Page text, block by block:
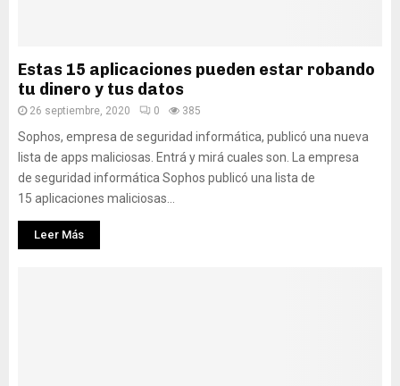
Estas 15 aplicaciones pueden estar robando
tu dinero y tus datos
26 septiembre, 2020 0 385
Sophos, empresa de seguridad informática, publicó una nueva
lista de apps maliciosas. Entrá y mirá cuales son. La empresa
de seguridad informática Sophos publicó una lista de
15 aplicaciones maliciosas...
Leer Más